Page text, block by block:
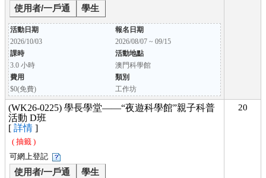
使用者/一戶通 學生
活動日期
報名日期
2026/10/03
2026/08/07 ~ 09/15
課時
活動地點
3.0 小時
澳門科學館
費用
類別
$0(免費)
工作坊
(WK26-0225) 學長學堂——“夜遊科學館”親子科普
活動 D班
[ 詳情 ]
( 抽籤 )
可網上登記
使用者/一戶通 學生
20